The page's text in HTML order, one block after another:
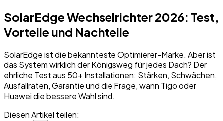
SolarEdge Wechselrichter 2026: Test,
Vorteile und Nachteile
SolarEdge ist die bekannteste Optimierer-Marke. Aber ist
das System wirklich der Königsweg für jedes Dach? Der
ehrliche Test aus 50+ Installationen: Stärken, Schwächen,
Ausfallraten, Garantie und die Frage, wann Tigo oder
Huawei die bessere Wahl sind.
Diesen Artikel teilen: